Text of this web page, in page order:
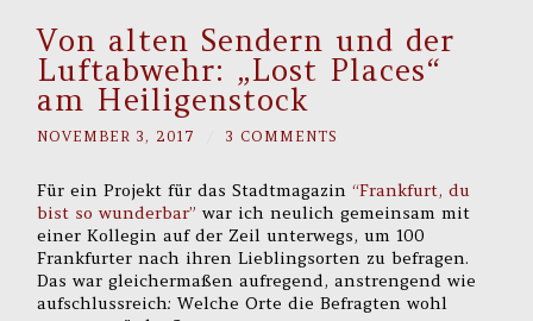
Von alten Sendern und der
Luftabwehr: „Lost Places“
am Heiligenstock
NOVEMBER 3, 2017 3 COMMENTS
Für ein Projekt für das Stadtmagazin “Frankfurt, du
bist so wunderbar” war ich neulich gemeinsam mit
einer Kollegin auf der Zeil unterwegs, um 100
Frankfurter nach ihren Lieblingsorten zu befragen.
Das war gleichermaßen aufregend, anstrengend wie
aufschlussreich: Welche Orte die Befragten wohl